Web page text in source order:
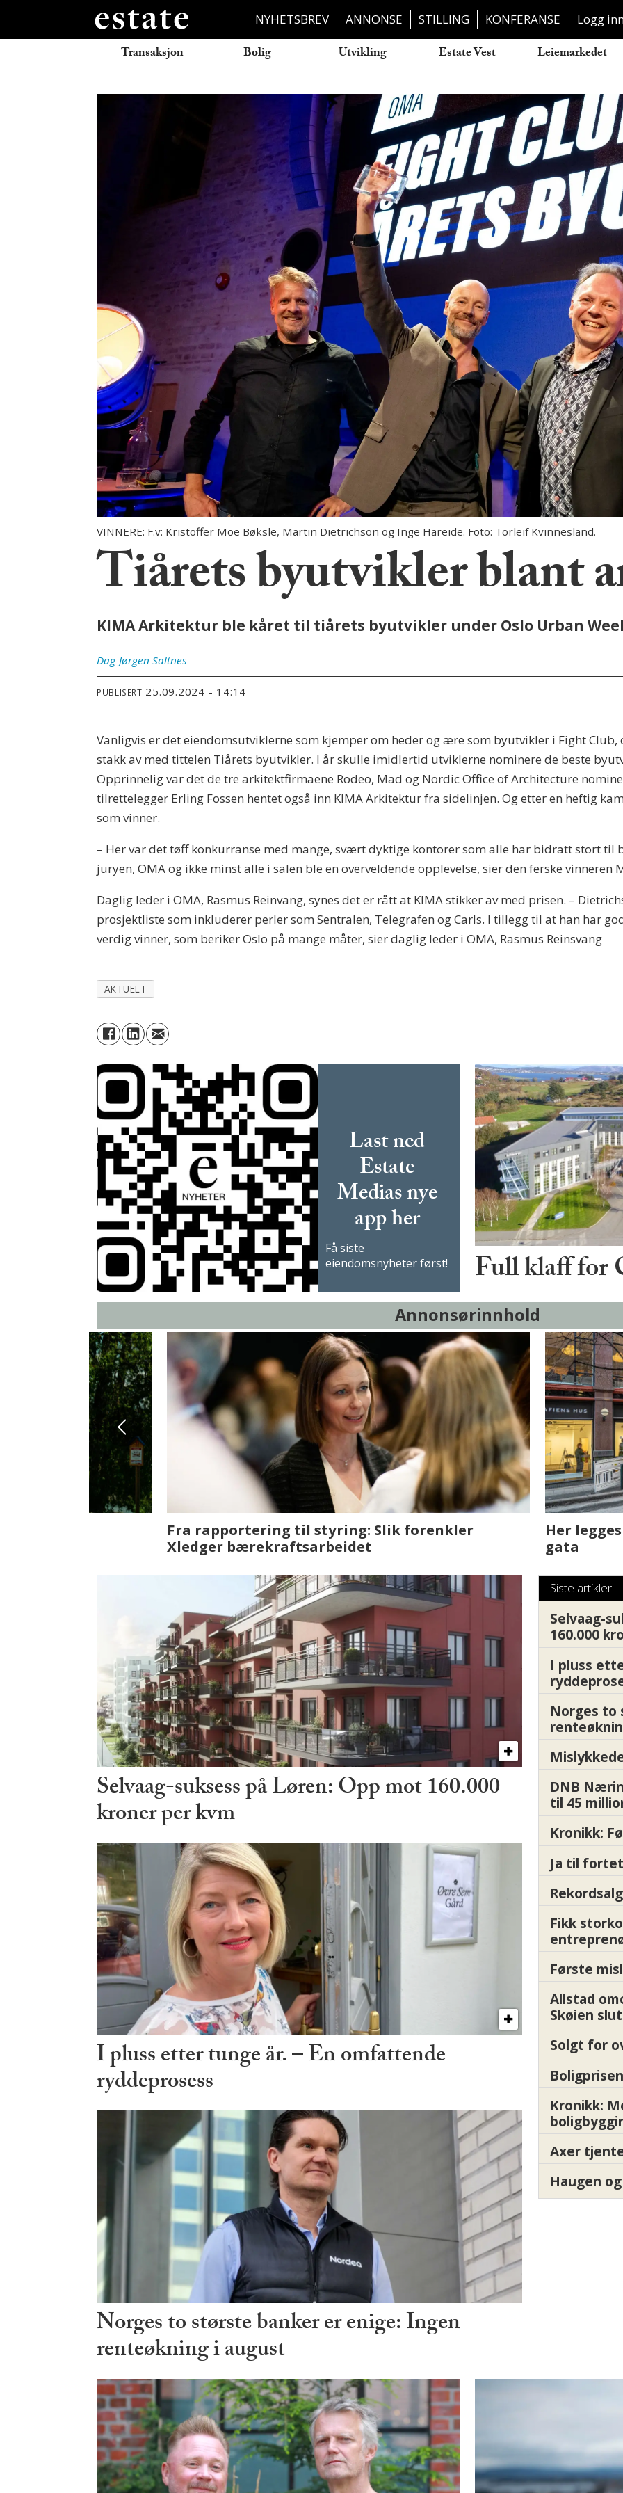
NYHETSBREV ANNONSE STILLING KONFERANSE Logg
Transaksjon Bolig Utvikling Estate Vest Leiemarkedet
VINNERE: F.v: Kristoffer Moe Bøksle, Martin Dietrichson og Inge Hareide. Foto: Torleif Kvinnesland.
Tiårets byutvikler blant
KIMA Arkitektur ble kåret til tiårets byutvikler under Oslo Urban
Dag-Jørgen Saltnes
PUBLISERT 25.09.2024 - 14:14
Vanligvis er det eiendomsutviklerne som kjemper om heder og ære som byutvikler i Fight Club,
stakk av med tittelen Tiårets byutvikler. I år skulle imidlertid utviklerne nominere de beste
Opprinnelig var det de tre arkitektfirmaene Rodeo, Mad og Nordic Office of Architecture
tilrettelegger Erling Fossen hentet også inn KIMA Arkitektur fra sidelinjen. Og etter en heftig
som vinner.
– Her var det tøff konkurranse med mange, svært dyktige kontorer som alle har bidratt stort til
juryen, OMA og ikke minst alle i salen ble en overveldende opplevelse, sier den ferske vinneren
Daglig leder i OMA, Rasmus Reinvang, synes det er rått at KIMA stikker av med prisen. –
prosjektliste som inkluderer perler som Sentralen, Telegrafen og Carls. I tillegg til at han har
verdig vinner, som beriker Oslo på mange måter, sier daglig leder i OMA, Rasmus Reinsvang
AKTUELT
Last ned
Estate
Medias nye
app her
Få siste
eiendomsnyheter først!
Full klaff for
Annonsørinnhold
Fenistra endrer eiendomsbransjen med AI. Slik
ser vi på fremtiden
Det er i Drammen
Selvaag-suksess på Løren: Opp mot 160.000
kroner per kvm
I pluss etter tunge år. – En omfattende
ryddeprosess
Norges to største banker er enige: Ingen
renteøkning i august
Siste artikler
Selvaag-
160.000
I pluss
Norges to
DNB
til 45
Kronikk:
Ja til
Fikk
Første
Allstad
Skøien
Solgt for
Kronikk:
Axer
Haugen